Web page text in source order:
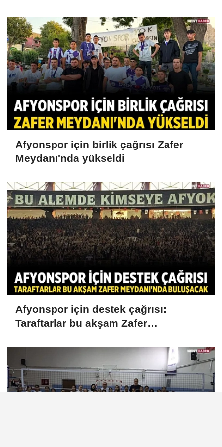
Afyonspor için birlik çağrısı Zafer
Meydanı'nda yükseldi
Afyonspor için destek çağrısı:
Taraftarlar bu akşam Zafer